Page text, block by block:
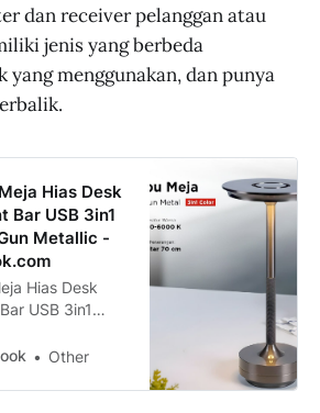
dan receiver pelanggan atau
jenis yang berbeda
yang menggunakan, dan punya
Hias Desk
Bar USB 3in1
Metallic -
Hias Desk
USB 3in1
Lampu
Other